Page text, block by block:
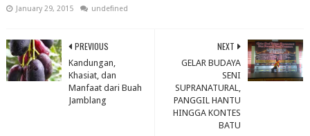
January 29, 2015 undefined
NEXT
GELAR BUDAYA
SENI
SUPRANATURAL,
PANGGIL HANTU
HINGGA KONTES
BATU
PREVIOUS
Kandungan,
Khasiat, dan
Manfaat dari Buah
Jamblang